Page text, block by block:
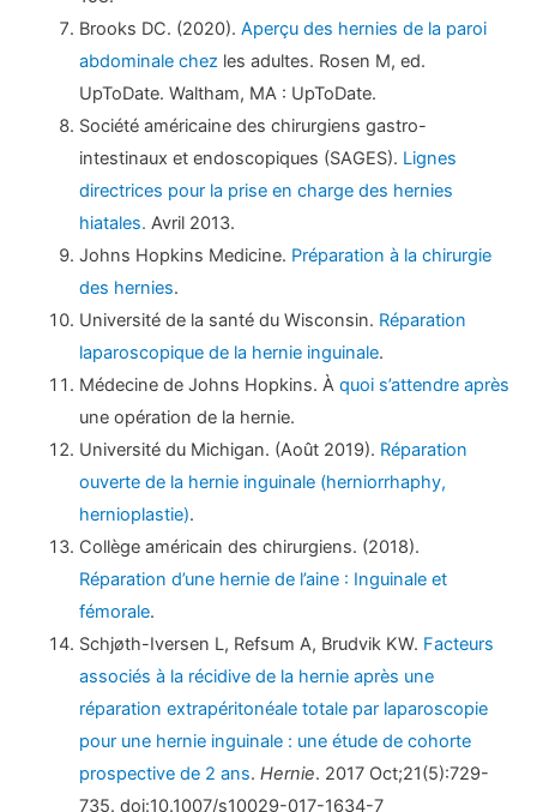
Brooks DC. (2020).Aperçu des hernies de la paroi
abdominale chez les adultes. Rosen M, ed.
UpToDate. Waltham, MA : UpToDate.
Société américaine des chirurgiens gastro-
intestinaux et endoscopiques (SAGES). Lignes
directrices pour la prise en charge des hernies
hiatales. Avril 2013.
Johns Hopkins Medicine. Préparation à la chirurgie
des hernies.
Université de la santé du Wisconsin. Réparation
laparoscopique de la hernie inguinale.
Médecine de Johns Hopkins. Àquoi s’attendre après
une opération de la hernie.
Université du Michigan. (Août 2019). Réparation
ouverte de la hernie inguinale (herniorrhaphy,
hernioplastie).
Collège américain des chirurgiens. (2018).
Réparation d’une hernie de l’aine : Inguinale et
fémorale.
Schjøth-Iversen L, Refsum A, Brudvik KW. Facteurs
associés à la récidive de la hernie après une
réparation extrapéritonéale totale par laparoscopie
pour une hernie inguinale : une étude de cohorte
prospective de 2 ans.Hernie. 2017 Oct;21(5):729-
735. doi:10.1007/s10029-017-1634-7